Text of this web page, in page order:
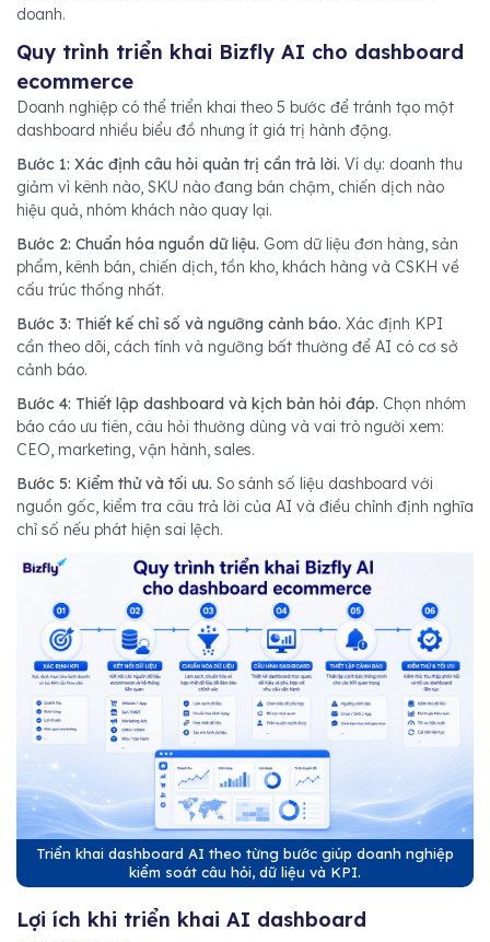
doanh.
Quy trình triển khai Bizfly AI cho dashboard
ecommerce
Doanh nghiệp có thể triển khai theo 5 bước để tránh tạo một
dashboard nhiều biểu đồ nhưng ít giá trị hành động.
Bước 1: Xác định câu hỏi quản trị cần trả lời. Ví dụ: doanh thu
giảm vì kênh nào, SKU nào đang bán chậm, chiến dịch nào
hiệu quả, nhóm khách nào quay lại.
Bước 2: Chuẩn hóa nguồn dữ liệu. Gom dữ liệu đơn hàng, sản
phẩm, kênh bán, chiến dịch, tồn kho, khách hàng và CSKH về
cấu trúc thống nhất.
Bước 3: Thiết kế chỉ số và ngưỡng cảnh báo. Xác định KPI
cần theo dõi, cách tính và ngưỡng bất thường để AI có cơ sở
cảnh báo.
Bước 4: Thiết lập dashboard và kịch bản hỏi đáp. Chọn nhóm
báo cáo ưu tiên, câu hỏi thường dùng và vai trò người xem:
CEO, marketing, vận hành, sales.
Bước 5: Kiểm thử và tối ưu. So sánh số liệu dashboard với
nguồn gốc, kiểm tra câu trả lời của AI và điều chỉnh định nghĩa
chỉ số nếu phát hiện sai lệch.
Triển khai dashboard AI theo từng bước giúp doanh nghiệp
kiểm soát câu hỏi, dữ liệu và KPI.
Lợi ích khi triển khai AI dashboard